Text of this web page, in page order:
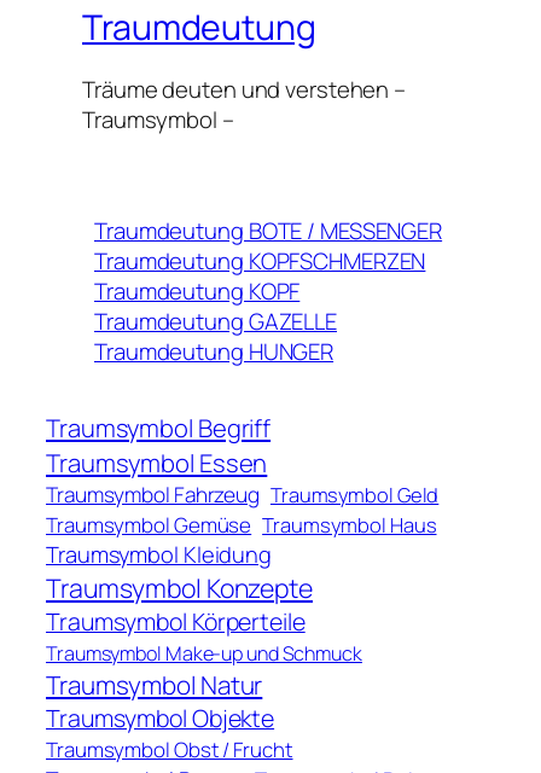
Traumdeutung
Träume deuten und verstehen –
Traumsymbol –
Traumdeutung BOTE / MESSENGER
Traumdeutung KOPFSCHMERZEN
Traumdeutung KOPF
Traumdeutung GAZELLE
Traumdeutung HUNGER
Traumsymbol Begriff
Traumsymbol Essen
Traumsymbol Fahrzeug Traumsymbol Geld
Traumsymbol Gemüse Traumsymbol Haus
Traumsymbol Kleidung
Traumsymbol Konzepte
Traumsymbol Körperteile
Traumsymbol Make-up und Schmuck
Traumsymbol Natur
Traumsymbol Objekte
Traumsymbol Obst / Frucht